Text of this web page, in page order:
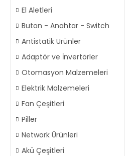
El Aletleri
Buton - Anahtar - Switch
Antistatik Ürünler
Adaptör ve İnvertörler
Otomasyon Malzemeleri
Elektrik Malzemeleri
Fan Çeşitleri
Piller
Network Ürünleri
Akü Çeşitleri